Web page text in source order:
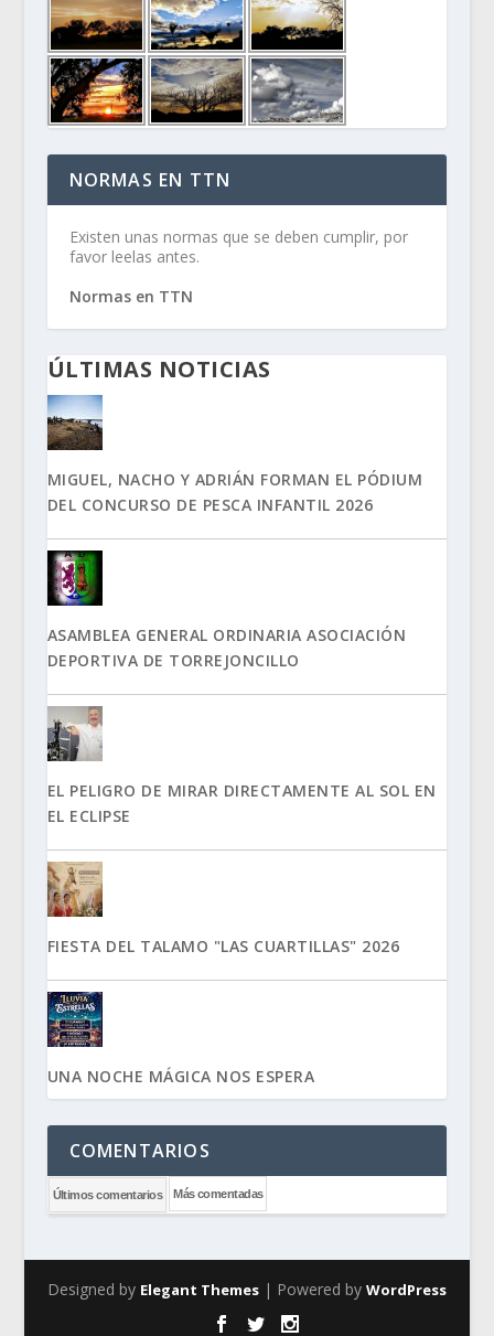
NORMAS EN TTN
Existen unas normas que se deben cumplir, por
favor leelas antes.
Normas en TTN
ÚLTIMAS NOTICIAS
MIGUEL, NACHO Y ADRIÁN FORMAN EL PÓDIUM
DEL CONCURSO DE PESCA INFANTIL 2026
ASAMBLEA GENERAL ORDINARIA ASOCIACIÓN
DEPORTIVA DE TORREJONCILLO
EL PELIGRO DE MIRAR DIRECTAMENTE AL SOL EN
EL ECLIPSE
FIESTA DEL TALAMO "LAS CUARTILLAS" 2026
UNA NOCHE MÁGICA NOS ESPERA
COMENTARIOS
Últimos comentarios Más comentadas
Designed by Elegant Themes| Powered by WordPress